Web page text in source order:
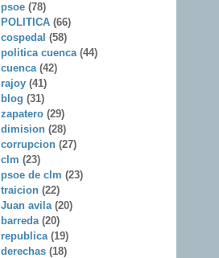
psoe (78)
POLITICA (66)
cospedal (58)
politica cuenca (44)
cuenca (42)
rajoy (41)
blog (31)
zapatero (29)
dimision (28)
corrupcion (27)
clm (23)
psoe de clm (23)
traicion (22)
Juan avila (20)
barreda (20)
republica (19)
derechas (18)